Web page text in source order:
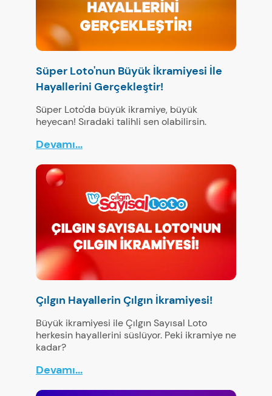
Süper Loto'nun Büyük İkramiyesi İle
Hayallerini Gerçekleştir!
Süper Loto'da büyük ikramiye, büyük
heyecan! Sıradaki talihli sen olabilirsin.
Devamı...
Çılgın Hayallerin Çılgın İkramiyesi!
Büyük ikramiyesi ile Çılgın Sayısal Loto
herkesin hayallerini süslüyor. Peki ikramiye ne
kadar?
Devamı...